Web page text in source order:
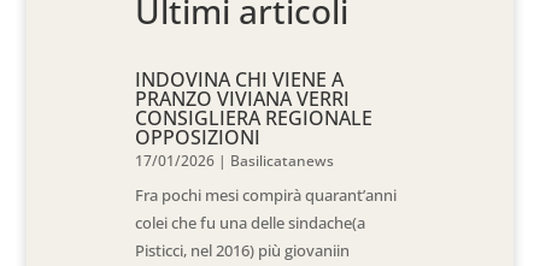
Ultimi articoli
INDOVINA CHI VIENE A
PRANZO VIVIANA VERRI
CONSIGLIERA REGIONALE
OPPOSIZIONI
17/01/2026 | Basilicatanews
Fra pochi mesi compirà quarant’anni
colei che fu una delle sindache(a
Pisticci, nel 2016) più giovaniin